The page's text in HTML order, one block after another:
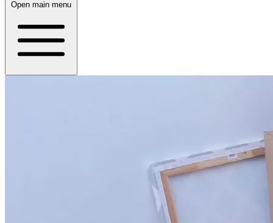
Open main menu